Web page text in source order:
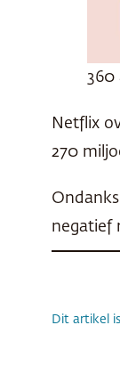
360
Netflix
270
negatief
Dit artikel